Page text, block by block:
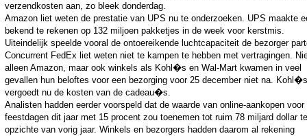
verzendkosten aan, zo bleek donderdag.
Amazon liet weten de prestatie van UPS nu te onderzoeken. UPS maakte
bekend te rekenen op 132 miljoen pakketjes in de week voor kerstmis.
Uiteindelijk speelde vooral de ontoereikende luchtcapaciteit de bezorger
Concurrent FedEx liet weten niet te kampen te hebben met vertragingen.
alleen Amazon, maar ook winkels als Kohl�s en Wal-Mart kwamen in veel
gevallen hun beloftes voor een bezorging voor 25 december niet na. Kohl�s
vergoedt nu de kosten van de cadeau�s.
Analisten hadden eerder voorspeld dat de waarde van online-aankopen voor
feestdagen dit jaar met 15 procent zou toenemen tot ruim 78 miljard dollar
opzichte van vorig jaar. Winkels en bezorgers hadden daarom al rekening